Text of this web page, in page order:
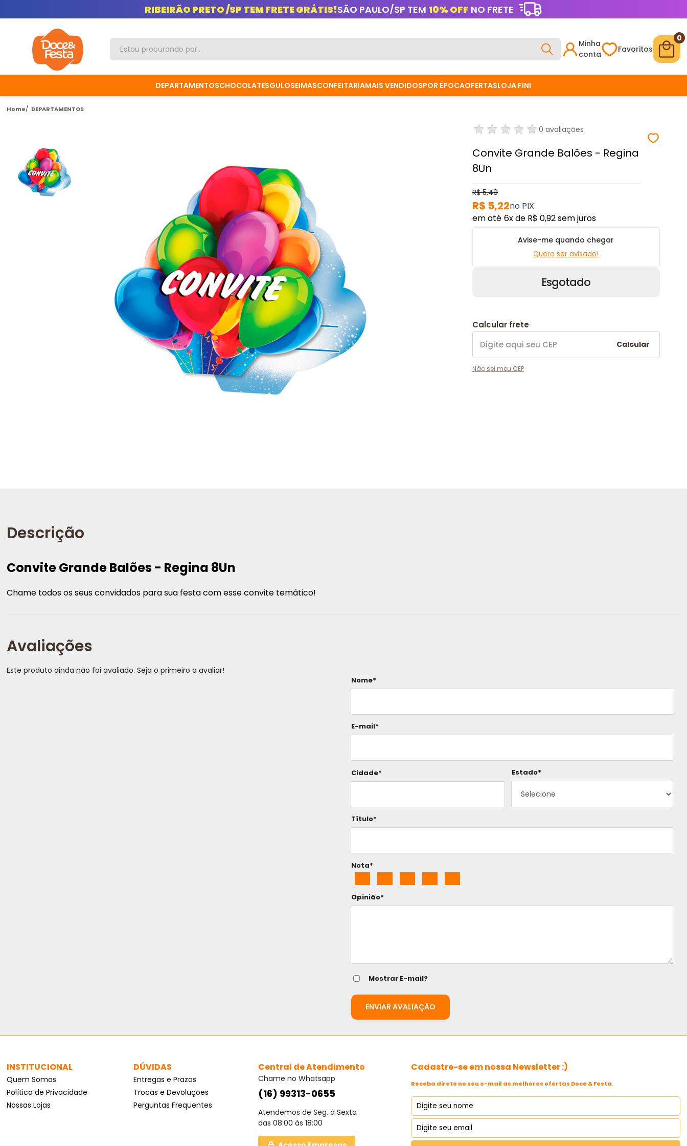
RIBEIRÃO PRETO /SP TEM FRETE GRÁTIS!SÃO PAULO/SP TEM 10% OFF NO FRETE
Minha
conta
Favoritos
0
DEPARTAMENTOSCHOCOLATESGULOSEIMASCONFEITARIAMAIS VENDIDOSPOR ÉPOCAOFERTASLOJA FINI
Home DEPARTAMENTOS
0 avaliações
Convite Grande Balões - Regina
8Un
R$ 5,22
R$ 5,49
6xde R$ 0,92sem juros
Esgotado
Avise-me quando chegar
Quero ser avisado!
Calcular frete
Calcular
Não sei meu CEP
Descrição
Convite Grande Balões - Regina 8Un
Chame todos os seus convidados para sua festa com esse convite temático!
Avaliações
Este produto ainda não foi avaliado. Seja o primeiro a avaliar!
Nome*
E-mail*
Cidade* Estado*
Título*
Nota*
Opinião*
Mostrar E-mail?
ENVIAR AVALIAÇÃO
INSTITUCIONAL
Quem Somos
Política de Privacidade
Nossas Lojas
DÚVIDAS
Entregas e Prazos
Trocas e Devoluções
Perguntas Frequentes
Central de Atendimento
Chame no Whatsapp
(16) 99313-0655
Atendemos de Seg. à Sexta
das 08:00 às 18:00
Cadastre-se em nossa Newsletter :)
Receba direto no seu e-mail as melhores ofertas Doce & Festa.